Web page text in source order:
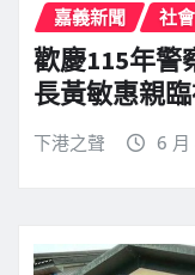
嘉義新聞 社
歡慶115年警
長黃敏惠親
下港之聲 6 月